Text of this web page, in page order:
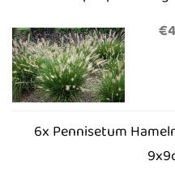
6x Pennisetum